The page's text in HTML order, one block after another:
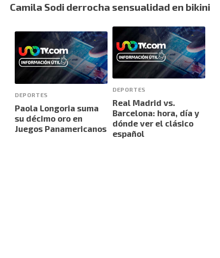
Camila Sodi derrocha sensualidad en bikini
DEPORTES
Paola Longoria suma
su décimo oro en
Juegos Panamericanos
DEPORTES
Real Madrid vs.
Barcelona: hora, día y
dónde ver el clásico
español